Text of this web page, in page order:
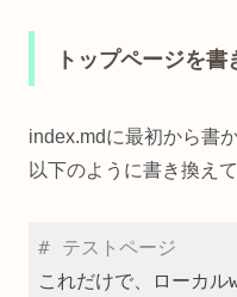
トップページを書
index.mdに最初から書
以下のように書き換えて
# テストページ
これだけで、ローカル